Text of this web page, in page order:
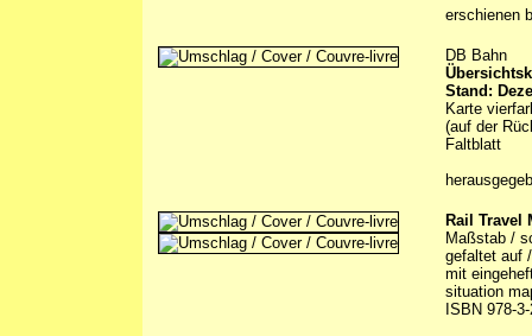
erschienen
DB Bahn
Stand:
Karte
(auf der
Faltblatt
Rail Travel
Maßstab /
gefaltet auf
mit
situation
ISBN 978-